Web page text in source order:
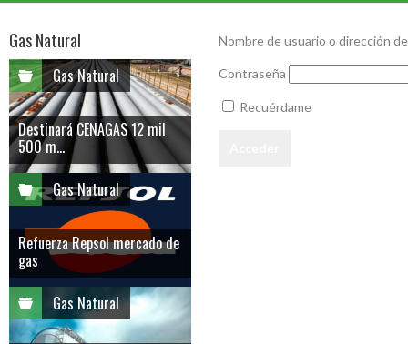
Nombre de usuario o dirección
Contraseña
Recuérdame
Gas Natural
Gas Natural
Destinará CENAGAS 12 mil
500 m...
Gas Natural
Refuerza Repsol mercado de
gas
Gas Natural